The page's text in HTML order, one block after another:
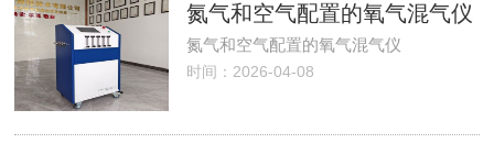
氮气和空气配置的氧气混气仪
氮气和空气配置的氧气混气仪
时间：2026-04-08